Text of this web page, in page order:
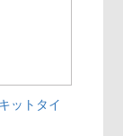
ットタイ